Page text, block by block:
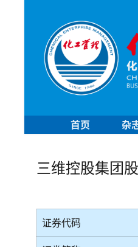
首页 杂
三维控股集团
证券代码